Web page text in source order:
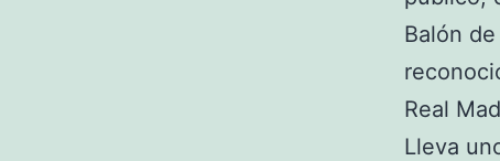
Balón
Real
Lleva